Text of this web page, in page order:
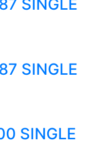
SINGLE
SINGLE
SINGLE